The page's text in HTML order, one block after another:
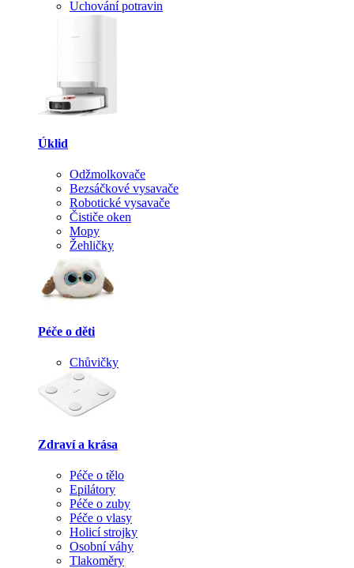
Uchování potravin
Úklid
Odžmolkovače
Bezsáčkové vysavače
Robotické vysavače
Čističe oken
Mopy
Žehličky
Péče o děti
Chůvičky
Zdraví a krása
Péče o tělo
Epilátory
Péče o zuby
Péče o vlasy
Holicí strojky
Osobní váhy
Tlakoměry